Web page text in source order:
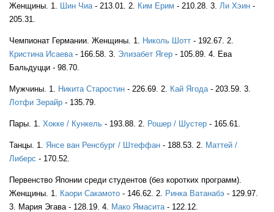
JPN
JPN
JPN
Женщины. 1. Шин Чиа - 213.01. 2. Ким Ерим - 210.28. 3. Ли Хэин -
205.31.
Чемпионат Германии. Женщины. 1. Николь Шотт - 192.67. 2.
Кристина Исаева - 166.58. 3. Элизабет Ягер - 105.89. 4. Ева
Бальдуцци - 98.70.
Мужчины. 1. Никита Старостин - 226.69. 2. Кай Ягода - 203.59. 3.
Лотфи Зерайр - 135.79.
Пары. 1. Хокке / Кункель - 193.88. 2. Рошер / Шустер - 165.61.
Танцы. 1. Янсе ван Ренсбург / Штеффан - 188.53. 2. Маттей /
Либерс - 170.52.
Первенство Японии среди студентов (без коротких программ).
Женщины. 1. Каори Сакамото - 146.62. 2. Ринка Ватанабэ - 129.97.
3. Мария Эгава - 128.19. 4. Мако Ямасита - 122.12.